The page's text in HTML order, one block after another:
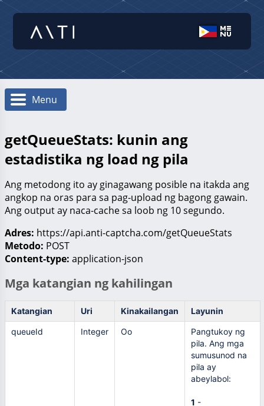
Menu
getQueueStats: kunin ang
estadistika ng load ng pila
Ang metodong ito ay ginagawang posible na itakda ang
angkop na oras para sa pag-upload ng bagong gawain.
Ang output ay naca-cache sa loob ng 10 segundo.
Adres: https://api.anti-captcha.com/getQueueStats
Metodo: POST
Content-type: application-json
Mga katangian ng kahilingan
Katangian Uri Kinakailangan Layunin
queueId Integer Oo
Pangtukoy ng
pila. Ang mga
sumusunod na
pila ay
abeylabol:
1 -